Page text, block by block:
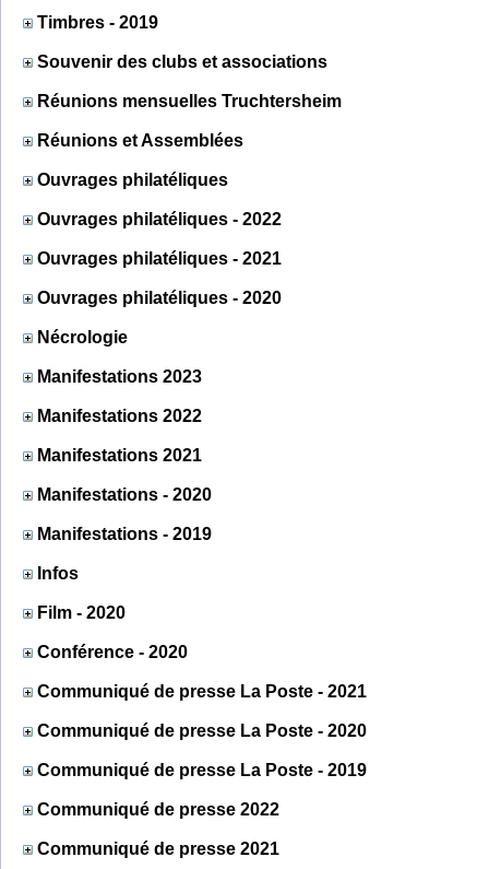
Timbres - 2019
Souvenir des clubs et associations
Réunions mensuelles Truchtersheim
Réunions et Assemblées
Ouvrages philatéliques
Ouvrages philatéliques - 2022
Ouvrages philatéliques - 2021
Ouvrages philatéliques - 2020
Nécrologie
Manifestations 2023
Manifestations 2022
Manifestations 2021
Manifestations - 2020
Manifestations - 2019
Infos
Film - 2020
Conférence - 2020
Communiqué de presse La Poste - 2021
Communiqué de presse La Poste - 2020
Communiqué de presse La Poste - 2019
Communiqué de presse 2022
Communiqué de presse 2021